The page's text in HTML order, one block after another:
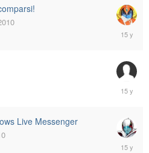
28,
10,
Live Messenger